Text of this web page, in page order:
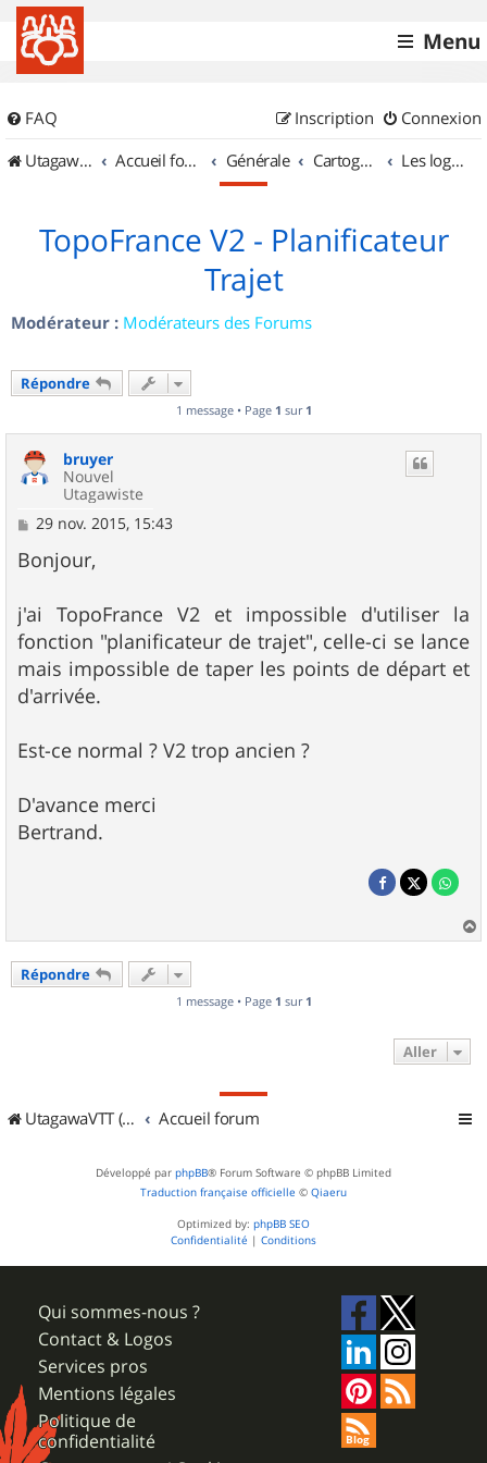
Menu
FAQ Connexion
Inscription
UtagawaVTT (Randos VTT et VTTAE avec traces GPS)
Accueil forum Générale Cartographie et GPS Les logiciels
TopoFrance V2 - Planificateur
Trajet
Modérateur : Modérateurs des Forums
Répondre
1 message • Page 1 sur 1
bruyer
Nouvel
Utagawiste
M
s
s
g
e
29 nov. 2015, 15:43
Bonjour,
j'ai TopoFrance V2 et impossible d'utiliser la
fonction "planificateur de trajet", celle-ci se lance
mais impossible de taper les points de départ et
d'arrivée.
Est-ce normal ? V2 trop ancien ?
D'avance merci
Bertrand.
a
Répondre
1 message • Page 1 sur 1
Aller
UtagawaVTT (Randos VTT et VTTAE avec traces GPS) Accueil forum
Développé par phpBB® Forum Software © phpBB Limited
Traduction française officielle © Qiaeru
Optimized by: phpBB SEO
Confidentialité | Conditions
Qui sommes-nous ?
Contact & Logos
Services pros
Mentions légales
Politique de
confidentialité